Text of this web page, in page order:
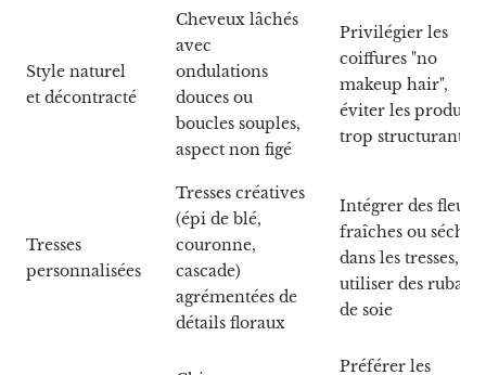
Style naturel
et décontracté
Cheveux lâchés
avec
ondulations
douces ou
boucles souples,
aspect non figé
Privilégier les
coiffures "no
makeup hair",
éviter les produits
trop structurants
Tresses
personnalisées
Tresses créatives
(épi de blé,
couronne,
cascade)
agrémentées de
détails floraux
Intégrer des fleurs
fraîches ou
dans les tresses,
utiliser des rubans
de soie
Préférer les